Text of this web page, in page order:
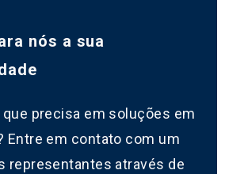
nós a sua
que precisa em soluções em
Entre em contato com um
representantes através de